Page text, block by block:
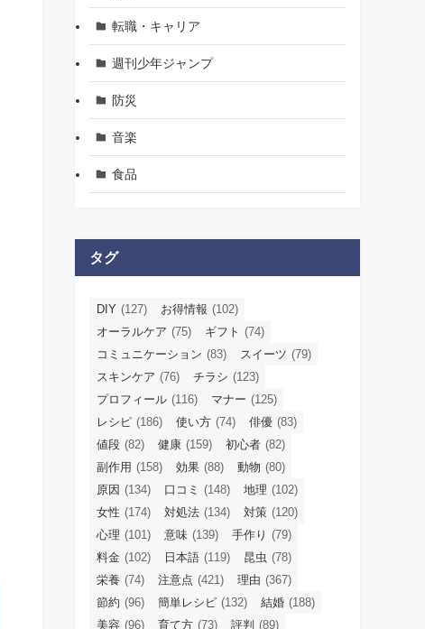
転職・キャリア
週刊少年ジャンプ
防災
音楽
食品
タグ
DIY (127) お得情報 (102)
オーラルケア (75) ギフト (74)
コミュニケーション (83) スイーツ (79)
スキンケア (76) チラシ (123)
プロフィール (116) マナー (125)
レシピ (186) 使い方 (74) 俳優 (83)
値段 (82) 健康 (159) 初心者 (82)
副作用 (158) 効果 (88) 動物 (80)
原因 (134) 口コミ (148) 地理 (102)
女性 (174) 対処法 (134) 対策 (120)
心理 (101) 意味 (139) 手作り (79)
料金 (102) 日本語 (119) 昆虫 (78)
栄養 (74) 注意点 (421) 理由 (367)
節約 (96) 簡単レシピ (132) 結婚 (188)
美容 (96) 育て方 (73) 評判 (89)